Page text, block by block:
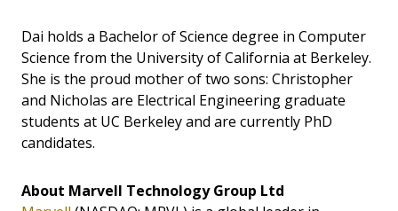
Dai holds a Bachelor of Science degree in Computer
Science from the University of California at Berkeley.
She is the proud mother of two sons: Christopher
and Nicholas are Electrical Engineering graduate
students at UC Berkeley and are currently PhD
candidates.
About Marvell Technology Group Ltd